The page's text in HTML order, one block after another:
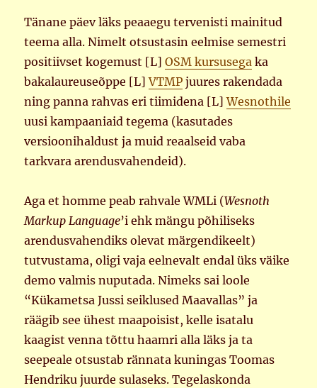
Tänane päev läks peaaegu tervenisti mainitud
teema alla. Nimelt otsustasin eelmise semestri
positiivset kogemust [L]OSM kursusega ka
bakalaureuseõppe [L]VTMP juures rakendada
ning panna rahvas eri tiimidena [L]Wesnothile
uusi kampaaniaid tegema (kasutades
versioonihaldust ja muid reaalseid vaba
tarkvara arendusvahendeid).
Aga et homme peab rahvale WMLi (Wesnoth
Markup Language’i ehk mängu põhiliseks
arendusvahendiks olevat märgendikeelt)
tutvustama, oligi vaja eelnevalt endal üks väike
demo valmis nuputada. Nimeks sai loole
“Kükametsa Jussi seiklused Maavallas” ja
räägib see ühest maapoisist, kelle isatalu
kaagist venna tõttu haamri alla läks ja ta
seepeale otsustab rännata kuningas Toomas
Hendriku juurde sulaseks. Tegelaskonda